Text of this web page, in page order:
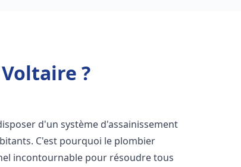
?
d'un système d'assainissement
C'est pourquoi le plombier
incontournable pour résoudre tous